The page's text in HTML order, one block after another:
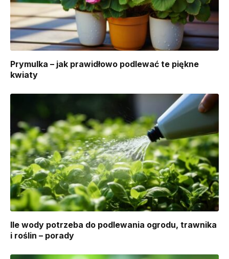
Prymulka – jak prawidłowo podlewać te piękne
kwiaty
Ile wody potrzeba do podlewania ogrodu, trawnika
i roślin – porady